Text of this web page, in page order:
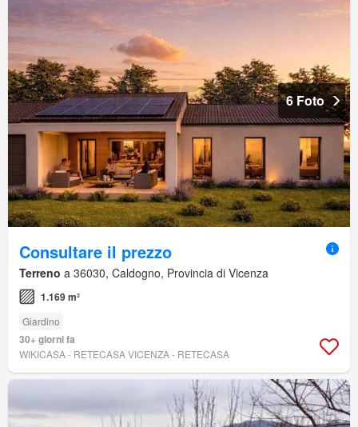
6 Foto
Consultare il prezzo
Terreno a 36030, Caldogno, Provincia di Vicenza
1.169 m²
Giardino
30+ giorni fa
WIKICASA - RETECASA VICENZA - RETECASA